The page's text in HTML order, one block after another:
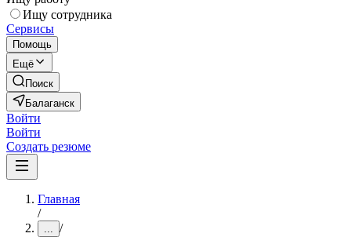
Ищу сотрудника
Сервисы
Помощь
Ещё
Поиск
Балаганск
Войти
Войти
Создать резюме
Главная
/
... /